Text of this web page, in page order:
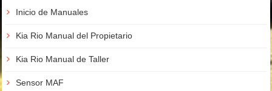
Inicio de Manuales
Kia Rio Manual del Propietario
Kia Rio Manual de Taller
Sensor MAF